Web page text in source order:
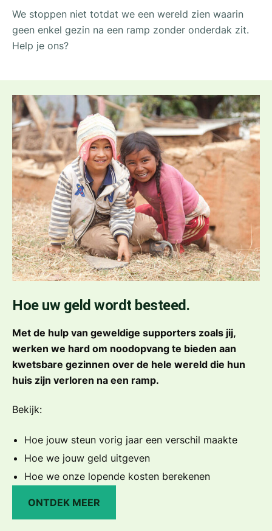
We stoppen niet totdat we een wereld zien waarin
geen enkel gezin na een ramp zonder onderdak zit.
Help je ons?
Hoe uw geld wordt besteed.
Met de hulp van geweldige supporters zoals jij,
werken we hard om noodopvang te bieden aan
kwetsbare gezinnen over de hele wereld die hun
huis zijn verloren na een ramp.
Bekijk:
Hoe jouw steun vorig jaar een verschil maakte
Hoe we jouw geld uitgeven
Hoe we onze lopende kosten berekenen
ONTDEK MEER